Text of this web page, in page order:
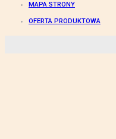
MAPA STRONY
OFERTA PRODUKTOWA